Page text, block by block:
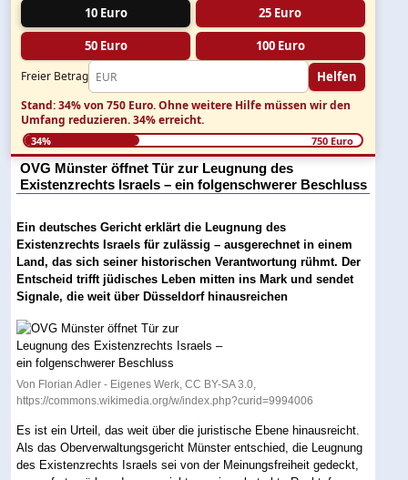
10 Euro
25 Euro
50 Euro 100 Euro
Freier Betrag Helfen
Stand: 34% von 750 Euro.Ohne weitere Hilfe müssen wir den
Umfang reduzieren.34% erreicht.
34% 750 Euro
OVG Münster öffnet Tür zur Leugnung des
Existenzrechts Israels – ein folgenschwerer Beschluss
Ein deutsches Gericht erklärt die Leugnung des
Existenzrechts Israels für zulässig – ausgerechnet in einem
Land, das sich seiner historischen Verantwortung rühmt. Der
Entscheid trifft jüdisches Leben mitten ins Mark und sendet
Signale, die weit über Düsseldorf hinausreichen
Von Florian Adler - Eigenes Werk, CC BY-SA 3.0,
https://commons.wikimedia.org/w/index.php?curid=9994006
Es ist ein Urteil, das weit über die juristische Ebene hinausreicht.
Als das Oberverwaltungsgericht Münster entschied, die Leugnung
des Existenzrechts Israels sei von der Meinungsfreiheit gedeckt,